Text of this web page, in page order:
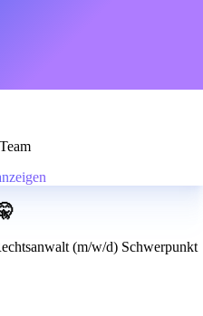
(m/w/d) Schwerpunkt